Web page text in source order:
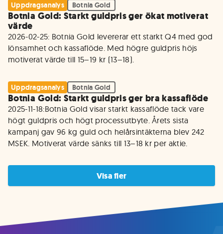
Uppdragsanalys Botnia Gold
Botnia Gold: Starkt guldpris ger ökat motiverat
värde
2026-02-25: Botnia Gold levererar ett starkt Q4 med god
lönsamhet och kassaflöde. Med högre guldpris höjs
motiverat värde till 15–19 kr (13–18).
Uppdragsanalys Botnia Gold
Botnia Gold: Starkt guldpris ger bra kassaflöde
2025-11-18:Botnia Gold visar starkt kassaflöde tack vare
högt guldpris och högt processutbyte. Årets sista
kampanj gav 96 kg guld och helårsintäkterna blev 242
MSEK. Motiverat värde sänks till 13–18 kr per aktie.
Visa fler